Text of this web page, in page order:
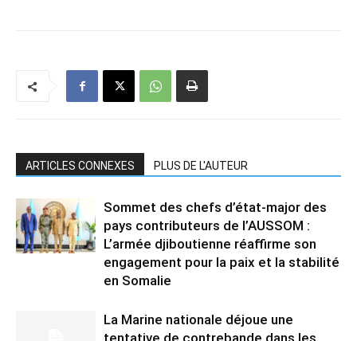
ARTICLES CONNEXES PLUS DE L'AUTEUR
Sommet des chefs d’état-major des
pays contributeurs de l’AUSSOM :
L’armée djiboutienne réaffirme son
engagement pour la paix et la stabilité
en Somalie
La Marine nationale déjoue une
tentative de contrebande dans les